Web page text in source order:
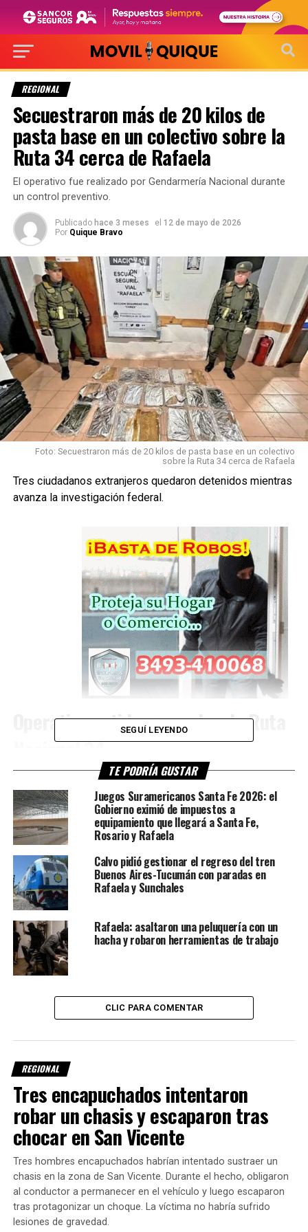
REGIONAL
Secuestraron más de 20 kilos de
pasta base en un colectivo sobre la
Ruta 34 cerca de Rafaela
El operativo fue realizado por Gendarmería Nacional durante
un control preventivo.
Publicado hace 3 meses el 12 de mayo de 2026
Por Quique Bravo
Foto: Secuestraron más de 20 kilos de pasta base en un colectivo
sobre la Ruta 34 cerca de Rafaela
Tres ciudadanos extranjeros quedaron detenidos mientras
avanza la investigación federal.
Operativo antidrogas sobre la Ruta
Nacional 34
Un importante procedimiento llevado adelante por
efectivos de Gendarmería Nacional permitió secuestrar
más de20 kilos de pasta base de cocaínaque eran
transportados en un colectivo de larga distancia sobre la
Ruta Nacional 34, en cercanías de Rafaela.
El operativo se desarrolló durante las primeras horas de
este lunes a la altura delkilómetro 387
controles preventivos realizados sobre la traza nacional.
Según trascendió, el micro provenía desde la provincia de
Salta y fue interceptado para una inspección de rutina.
Las cajas despertaron sospechas
Durante la revisión del equipaje, los agentes detectaron
tres cajas de cartón que no presentaban identificación ni
datos de remitentes o destinatarios.
SEGUÍ LEYENDO
TE PODRÍA GUSTAR
Juegos Suramericanos Santa Fe 2026: el
Gobierno eximió de impuestos a
equipamiento que llegará a Santa Fe,
Rosario y Rafaela
Calvo pidió gestionar el regreso del tren
Buenos Aires-Tucumán con paradas en
Rafaela y Sunchales
Rafaela: asaltaron una peluquería con un
hacha y robaron herramientas de trabajo
CLIC PARA COMENTAR
REGIONAL
Tres encapuchados intentaron
robar un chasis y escaparon tras
chocar en San Vicente
Tres hombres encapuchados habrían intentado sustraer un
chasis en la zona de San Vicente. Durante el hecho, obligaron
al conductor a permanecer en el vehículo y luego escaparon
tras protagonizar un choque. La víctima no habría sufrido
lesiones de gravedad.